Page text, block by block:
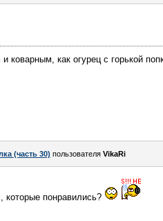
коварным, как огурец с горькой
(часть 30) пользователя VikaRi
которые понравились?